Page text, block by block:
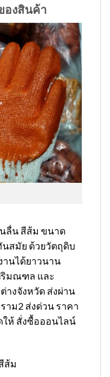
องสินค้า
ลื่น สีส้ม ขนาด
สมัย ด้วยวัตถุดิบ
นได้ยาวนาน
ริมณฑล และ
างจังหวัด ส่งผ่าน
ม2 ส่งด่วน ราคา
ห้ สั่งซื้อออนไลน์
ส้ม